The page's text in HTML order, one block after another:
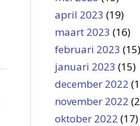
april 2023 (19)
maart 2023 (16)
februari 2023 (15)
januari 2023 (15)
december 2022
november 2022
oktober 2022 (17)